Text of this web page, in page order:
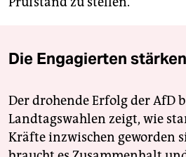
Die Engagierten stärken
Der drohende Erfolg der AfD
Landtagswahlen zeigt, wie
Kräfte inzwischen geworden